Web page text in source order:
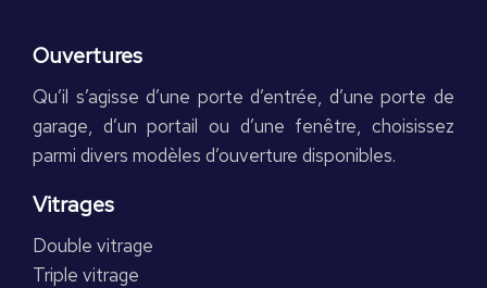
Ouvertures
Qu’il s’agisse d’une porte d’entrée, d’une porte de
garage, d’un portail ou d’une fenêtre, choisissez
parmi divers modèles d’ouverture disponibles.
Vitrages
Double vitrage
Triple vitrage